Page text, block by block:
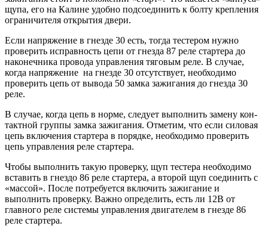
щупа, его на Калине удобно подсоединить к болту крепления
ограничителя открытия двери.
Если напряжение в гнезде 30 есть, тогда тестером нужно
проверить исправность цепи от гнезда 87 реле стартера до
наконечника провода управления тяговым реле. В случае,
когда напряжение на гнез­де 30 отсутствует, необходимо
проверить цепь от вывода 50 замка зажига­ния до гнезда 30
реле.
В случае, когда цепь в норме, следует выполнить замену кон­
тактной группы замка зажигания. Отметим, что если силовая
цепь включения стартера в порядке, необходимо проверить
цепь управления реле стартера.
Чтобы выполнить такую проверку, щуп тестера необходимо
вставить в гнездо 86 реле стартера, а второй щуп соединить с
«массой». После потребуется включить зажигание и
выполнить проверку. Важно определить, есть ли 12В от
главно­го реле системы управления двигателем в гнезде 86
реле стартера.